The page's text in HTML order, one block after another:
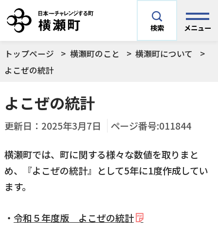
検索 メニュー
メニューを閉じる
安全安心情報
できごとや場面から探す
結婚・妊娠／出産
育児／子育て
予防接種／健診など
手続きから探す
住民票 町税
よく利用されているコンテンツ
暮らし・手続き・
トップページ 横瀬町のこと
横瀬町について
よこぜの統計
よこぜの統計
更新日： 2025年3月7日 ページ番号:011844
横瀬町では、町に関する様々な数値を取りまと
め、『よこぜの統計』として5年に1度作成してい
ます。
・ 令和５年度版 よこぜの統計